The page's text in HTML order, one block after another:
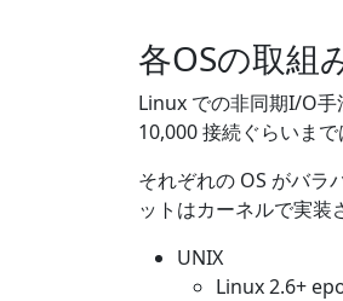
各OSの取組
Linux での非同期I/O
10,000 接続ぐらいま
それぞれの OS がバラ
ットはカーネルで実装
UNIX
Linux 2.6+